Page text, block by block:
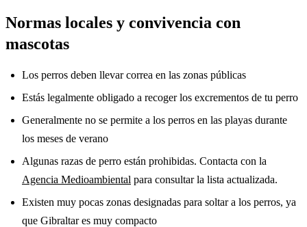
Normas locales y convivencia con
mascotas
Los perros deben llevar correa en las zonas públicas
Estás legalmente obligado a recoger los excrementos de tu perro
Generalmente no se permite a los perros en las playas durante
los meses de verano
Algunas razas de perro están prohibidas. Contacta con la
Agencia Medioambiental para consultar la lista actualizada.
Existen muy pocas zonas designadas para soltar a los perros, ya
que Gibraltar es muy compacto